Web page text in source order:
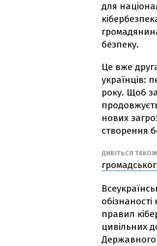
для
безпеку.
Це вже
українців:
року. Щоб
нових
створення
ДИВІТЬСЯ ТАКОЖ
правил
цивільних